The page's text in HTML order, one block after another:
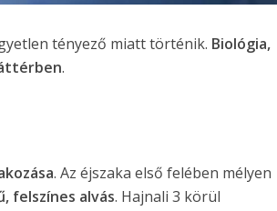
tényező miatt történik. Biológia,
.
. Az éjszaka első felében mélyen
felszínes alvás. Hajnali 3 körül